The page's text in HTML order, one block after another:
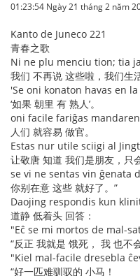
01:23:54 Ngày 21 tháng 2 năm
Kanto de Juneco 221
青春之歌
Ni ne plu menciu tion; tia
我们 不再说 这些啦，我们生
'Se oni konaton havas en
‘如果 朝里 有 熟人’。
oni facile fariĝas
人们 就容易 做官。
Estas nur utile sciigi al
让敬唐 知道 我们是朋友，只
se vi ne sentas vin ĝenata
你别在意 这些 就好了。”
Daojing respondis kun
道静 低着头 回答：
"Eĉ se mi mortos de mal-
“反正 我就是 饿死， 我 也不
"Kiel mal-facile dresebla
“好一匹难驯驭的 小马！